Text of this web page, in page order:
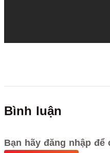
Bình luận
Bạn hãy đăng nhập để